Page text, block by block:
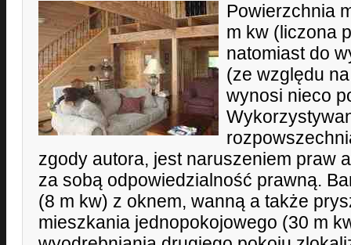
Powierzchnia
m kw (liczona
natomiast do
(ze względu
wynosi nieco
zgody autora, jest naruszeniem praw
za sobą odpowiedzialność prawną.
(8 m kw) z oknem, wanną a także
mieszkania jednopokojowego (30 m